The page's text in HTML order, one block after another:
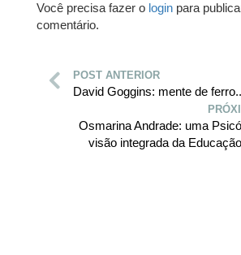
Você precisa fazer o login para
comentário.
POST ANTERIOR
David Goggins: mente de
Osmarina Andrade: uma
visão integrada da